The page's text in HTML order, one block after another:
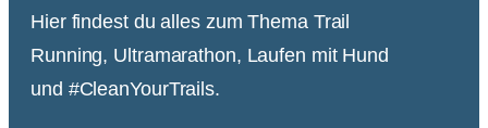
Hier findest du alles zum Thema Trail
Running, Ultramarathon, Laufen mit Hund
und #CleanYourTrails.